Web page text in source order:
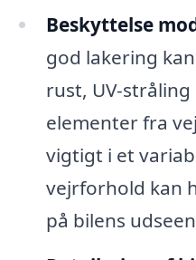
Beskyttelse
god lakering
rust, UV-
elementer fra
vigtigt i et
vejrforhold kan
på bilens